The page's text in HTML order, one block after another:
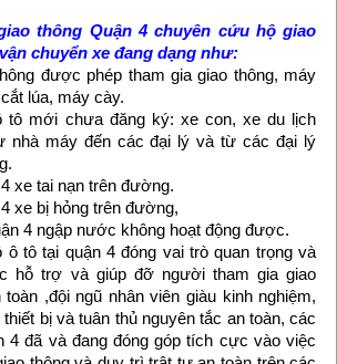
thông Quận 4 chuyên cứu hộ giao
chuyển xe đang dạng như:
được phép tham gia giao thông, máy
lúa, máy cày.
tô mới chưa đăng ký: xe con, xe du lịch
nhà máy đến các đại lý và từ các đại lý
xe tai nạn trên đường.
xe bị hỏng trên đường,
4 ngập nước không hoạt động được.
tô tại quận 4 đóng vai trò quan trọng và
hỗ trợ và giúp đỡ người tham gia giao
,đội ngũ nhân viên giàu kinh nghiệm,
bị và tuân thủ nguyên tắc an toàn, các
4 đã và đang đóng góp tích cực vào việc